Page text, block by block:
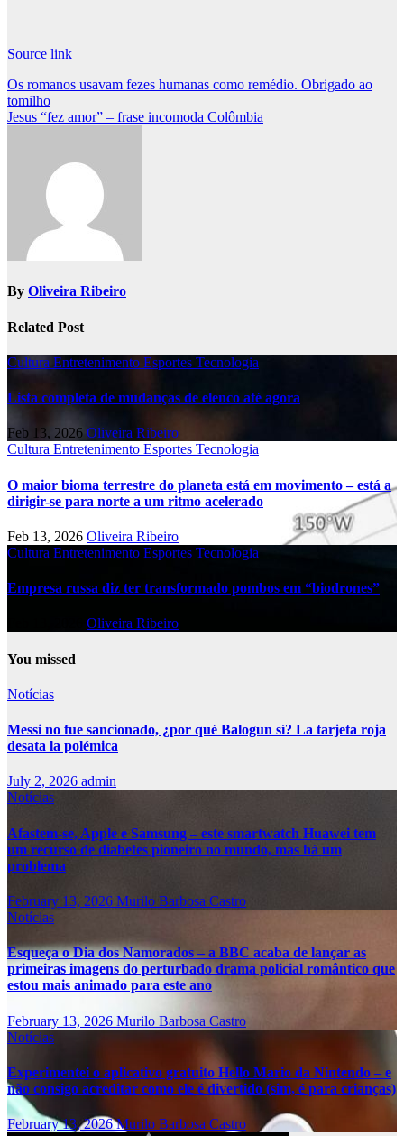
Source link
Post
navigation
Os romanos usavam fezes humanas como remédio. Obrigado ao
tomilho
Jesus “fez amor” – frase incomoda Colômbia⁩
By Oliveira Ribeiro
Related Post
Cultura Entretenimento Esportes Tecnologia
Lista completa de mudanças de elenco até agora
Feb 13, 2026 Oliveira Ribeiro
Cultura Entretenimento Esportes Tecnologia
O maior bioma terrestre do planeta está em movimento – está a
dirigir-se para norte a um ritmo acelerado
Feb 13, 2026 Oliveira Ribeiro
Cultura Entretenimento Esportes Tecnologia
Empresa russa diz ter transformado pombos em “biodrones”
Oliveira Ribeiro
You missed
Notícias
Messi no fue sancionado, ¿por qué Balogun sí? La tarjeta roja
desata la polémica
July 2, 2026 admin
Notícias
Afastem-se, Apple e Samsung – este smartwatch Huawei tem
um recurso de diabetes pioneiro no mundo, mas há um
problema
February 13, 2026 Murilo Barbosa Castro
Notícias
Esqueça o Dia dos Namorados – a BBC acaba de lançar as
primeiras imagens do perturbado drama policial romântico que
estou mais animado para este ano
February 13, 2026 Murilo Barbosa Castro
Notícias
Experimentei o aplicativo gratuito Hello Mario da Nintendo – e
não consigo acreditar como ele é divertido (sim, é para crianças)
February 13, 2026Murilo Barbosa Castro